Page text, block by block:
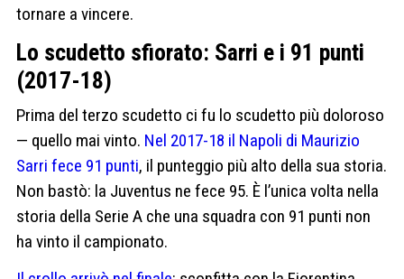
tornare a vincere.
Lo scudetto sfiorato: Sarri e i 91 punti
(2017-18)
Prima del terzo scudetto ci fu lo scudetto più doloroso
— quello mai vinto. Nel 2017-18 il Napoli di Maurizio
Sarri fece 91 punti, il punteggio più alto della sua storia.
Non bastò: la Juventus ne fece 95. È l’unica volta nella
storia della Serie A che una squadra con 91 punti non
ha vinto il campionato.